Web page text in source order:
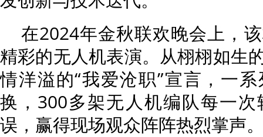
在2024年金秋联欢晚会上，
精彩的无人机表演。从栩栩如生
情洋溢的“我爱沧职”宣言，一
换，300多架无人机编队每一
误，赢得现场观众阵阵热烈掌声